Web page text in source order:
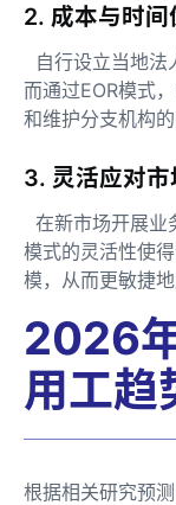
2. 成本与时间
自行设立当地法
而通过EOR模式
和维护分支机构的
3. 灵活应对市
在新市场开展业
模式的灵活性使
模，从而更敏捷地
2026
用工趋
根据相关研究预